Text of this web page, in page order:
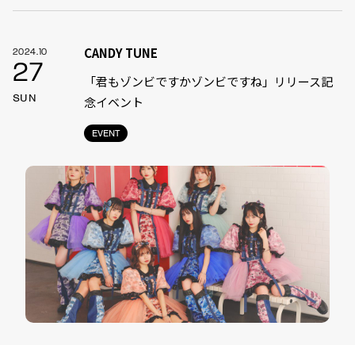
2024.10
27
SUN
EVENT
CANDY TUNE
「君もゾンビですかゾンビですね」リリース記
念イベント